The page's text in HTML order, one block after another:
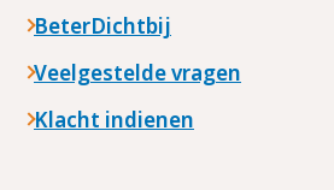
BeterDichtbij
Veelgestelde vragen
Klacht indienen